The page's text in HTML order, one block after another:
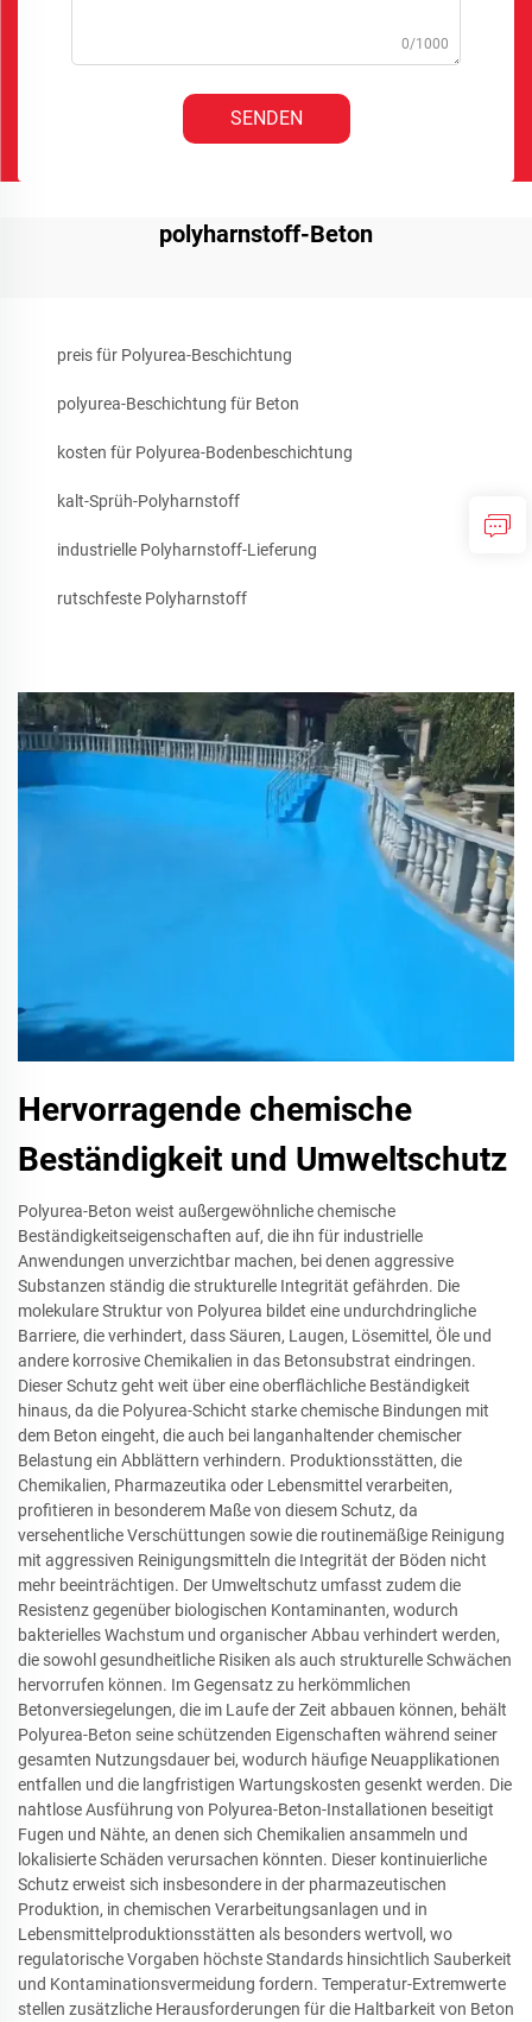
0/1000
SENDEN
polyharnstoff-Beton
preis für Polyurea-Beschichtung
polyurea-Beschichtung für Beton
kosten für Polyurea-Bodenbeschichtung
kalt-Sprüh-Polyharnstoff
industrielle Polyharnstoff-Lieferung
rutschfeste Polyharnstoff
Hervorragende chemische
Beständigkeit und Umweltschutz
Polyurea-Beton weist außergewöhnliche chemische
Beständigkeitseigenschaften auf, die ihn für industrielle
Anwendungen unverzichtbar machen, bei denen aggressive
Substanzen ständig die strukturelle Integrität gefährden. Die
molekulare Struktur von Polyurea bildet eine undurchdringliche
Barriere, die verhindert, dass Säuren, Laugen, Lösemittel, Öle und
andere korrosive Chemikalien in das Betonsubstrat eindringen.
Dieser Schutz geht weit über eine oberflächliche Beständigkeit
hinaus, da die Polyurea-Schicht starke chemische Bindungen mit
dem Beton eingeht, die auch bei langanhaltender chemischer
Belastung ein Abblättern verhindern. Produktionsstätten, die
Chemikalien, Pharmazeutika oder Lebensmittel verarbeiten,
profitieren in besonderem Maße von diesem Schutz, da
versehentliche Verschüttungen sowie die routinemäßige Reinigung
mit aggressiven Reinigungsmitteln die Integrität der Böden nicht
mehr beeinträchtigen. Der Umweltschutz umfasst zudem die
Resistenz gegenüber biologischen Kontaminanten, wodurch
bakterielles Wachstum und organischer Abbau verhindert werden,
die sowohl gesundheitliche Risiken als auch strukturelle Schwächen
hervorrufen können. Im Gegensatz zu herkömmlichen
Betonversiegelungen, die im Laufe der Zeit abbauen können, behält
Polyurea-Beton seine schützenden Eigenschaften während seiner
gesamten Nutzungsdauer bei, wodurch häufige Neuapplikationen
entfallen und die langfristigen Wartungskosten gesenkt werden. Die
nahtlose Ausführung von Polyurea-Beton-Installationen beseitigt
Fugen und Nähte, an denen sich Chemikalien ansammeln und
lokalisierte Schäden verursachen könnten. Dieser kontinuierliche
Schutz erweist sich insbesondere in der pharmazeutischen
Produktion, in chemischen Verarbeitungsanlagen und in
Lebensmittelproduktionsstätten als besonders wertvoll, wo
regulatorische Vorgaben höchste Standards hinsichtlich Sauberkeit
und Kontaminationsvermeidung fordern. Temperatur-Extremwerte
stellen zusätzliche Herausforderungen für die Haltbarkeit von Beton